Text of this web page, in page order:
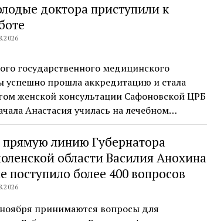
доктора приступили к
государственного медицинского
успешно прошла аккредитацию и стала
женской консультации Сафоновской ЦРБ
Анастасия училась на лечебном…
линию Губернатора
области Василия Анохина
поступило более 400 вопросов
принимаются вопросы для